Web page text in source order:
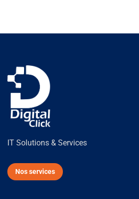
IT Solutions & Services
Nos services